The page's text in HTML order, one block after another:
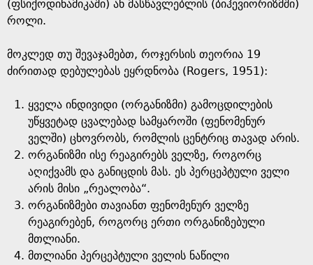
(ფსიქოდინამიკაში) ან მასწავლებლის (ბიჰევიორიზმში)
როლი.
მოკლედ თუ შევაჯამებთ, როჯერსის თეორია 19
ძირითად დებულებას ეყრდნობა (Rogers, 1951):
ყველა ინდივიდი (ორგანიზმი) გამოცდილების
უწყვეტად ცვალებად სამყაროში (ფენომენურ
ველში) ცხოვრობს, რომლის ცენტრიც თავად არის.
ორგანიზმი ისე რეაგირებს ველზე, როგორც
აღიქვამს და განიცდის მას. ეს პერცეპტული ველი
არის მისი „რეალობა“.
ორგანიზმები თავიანთ ფენომენურ ველზე
რეაგირებენ, როგორც ერთი ორგანიზებული
მთლიანი.
მთლიანი პერცეპტული ველის ნაწილი